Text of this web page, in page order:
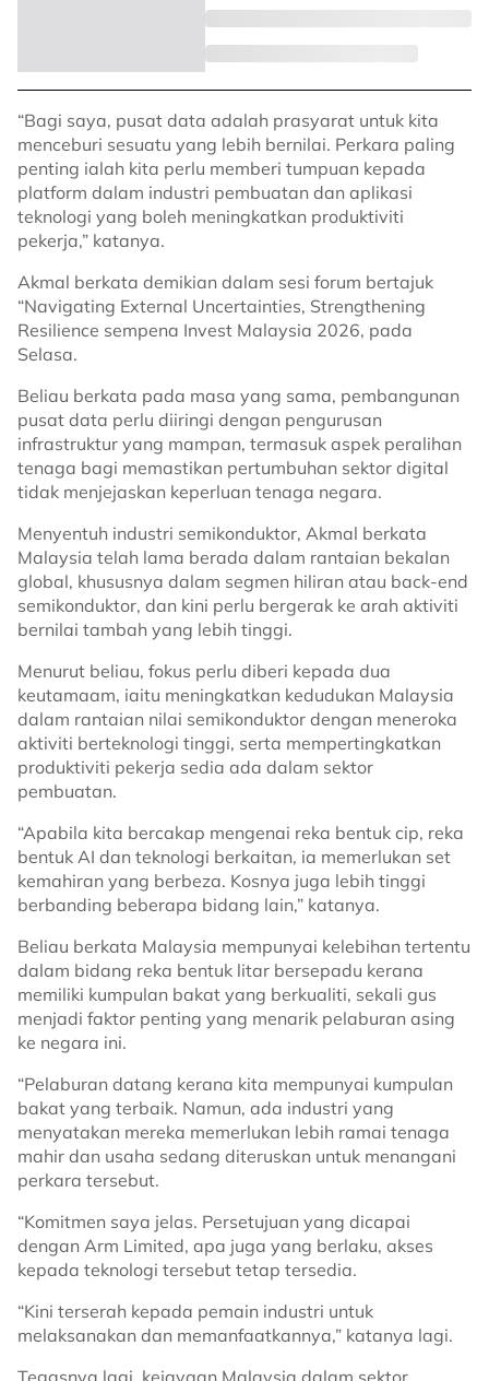
“Bagi saya, pusat data adalah prasyarat untuk kita
menceburi sesuatu yang lebih bernilai. Perkara paling
penting ialah kita perlu memberi tumpuan kepada
platform dalam industri pembuatan dan aplikasi
teknologi yang boleh meningkatkan produktiviti
pekerja,” katanya.
Akmal berkata demikian dalam sesi forum bertajuk
“Navigating External Uncertainties, Strengthening
Resilience sempena Invest Malaysia 2026, pada
Selasa.
Beliau berkata pada masa yang sama, pembangunan
pusat data perlu diiringi dengan pengurusan
infrastruktur yang mampan, termasuk aspek peralihan
tenaga bagi memastikan pertumbuhan sektor digital
tidak menjejaskan keperluan tenaga negara.
Menyentuh industri semikonduktor, Akmal berkata
Malaysia telah lama berada dalam rantaian bekalan
global, khususnya dalam segmen hiliran atau back-end
semikonduktor, dan kini perlu bergerak ke arah aktiviti
bernilai tambah yang lebih tinggi.
Menurut beliau, fokus perlu diberi kepada dua
keutamaam, iaitu meningkatkan kedudukan Malaysia
dalam rantaian nilai semikonduktor dengan meneroka
aktiviti berteknologi tinggi, serta mempertingkatkan
produktiviti pekerja sedia ada dalam sektor
pembuatan.
“Apabila kita bercakap mengenai reka bentuk cip, reka
bentuk AI dan teknologi berkaitan, ia memerlukan set
kemahiran yang berbeza. Kosnya juga lebih tinggi
berbanding beberapa bidang lain,” katanya.
Beliau berkata Malaysia mempunyai kelebihan tertentu
dalam bidang reka bentuk litar bersepadu kerana
memiliki kumpulan bakat yang berkualiti, sekali gus
menjadi faktor penting yang menarik pelaburan asing
ke negara ini.
“Pelaburan datang kerana kita mempunyai kumpulan
bakat yang terbaik. Namun, ada industri yang
menyatakan mereka memerlukan lebih ramai tenaga
mahir dan usaha sedang diteruskan untuk menangani
perkara tersebut.
“Komitmen saya jelas. Persetujuan yang dicapai
dengan Arm Limited, apa juga yang berlaku, akses
kepada teknologi tersebut tetap tersedia.
“Kini terserah kepada pemain industri untuk
melaksanakan dan memanfaatkannya,” katanya lagi.
Tegasnya lagi, kejayaan Malaysia dalam sektor